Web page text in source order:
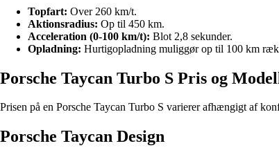
Topfart: Over 260 km/t.
Aktionsradius: Op til 450 km.
Acceleration (0-100 km/t): Blot 2,8 sekunder.
Opladning: Hurtigopladning muliggør op til 100 km
Porsche Taycan Turbo S Pris og
Prisen på en Porsche Taycan Turbo S varierer afhængigt af
Porsche Taycan Design